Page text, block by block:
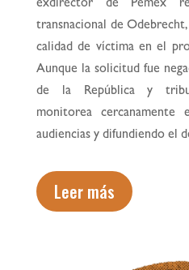
exdirector de Pemex
transnacional de
calidad de víctima en el
Aunque la solicitud fue
de la República y
monitorea
audiencias y difundiendo el
Leer más